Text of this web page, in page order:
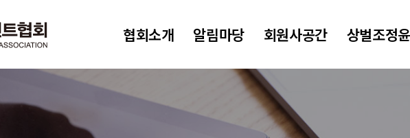
협회소개 알림마당 회원사공간 상벌조정